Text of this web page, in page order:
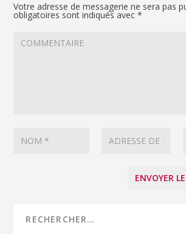
Votre adresse de messagerie ne sera pas
obligatoires sont indiqués avec*